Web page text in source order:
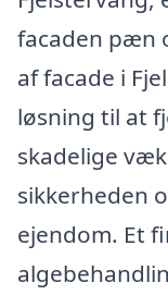
facaden pæn
af facade i
løsning til at
skadelige
sikkerheden
ejendom. Et